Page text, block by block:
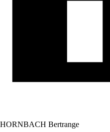
HORNBACH Bertrange